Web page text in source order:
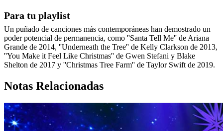
Para tu playlist
Un puñado de canciones más contemporáneas han demostrado un
poder potencial de permanencia, como ''Santa Tell Me'' de Ariana
Grande de 2014, ''Underneath the Tree'' de Kelly Clarkson de 2013,
''You Make it Feel Like Christmas'' de Gwen Stefani y Blake
Shelton de 2017 y ''Christmas Tree Farm'' de Taylor Swift de 2019.
Notas Relacionadas